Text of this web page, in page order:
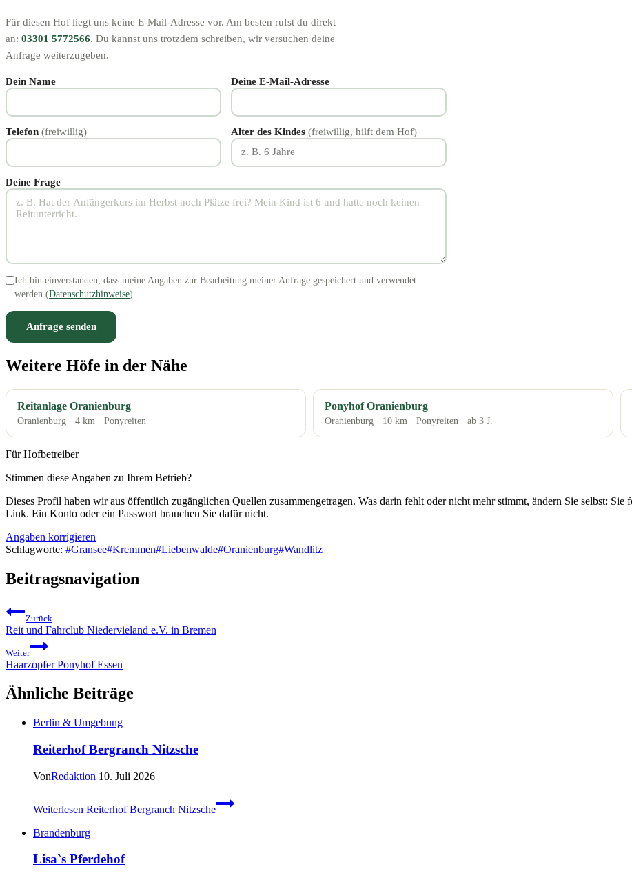
Für diesen Hof liegt uns keine E-Mail-Adresse vor. Am besten rufst du direkt
an: 03301 5772566. Du kannst uns trotzdem schreiben, wir versuchen deine
Anfrage weiterzugeben.
Dein Name Deine E-Mail-Adresse
Telefon (freiwillig) Alter des Kindes (freiwillig, hilft dem Hof)
Deine Frage
Ich bin einverstanden, dass meine Angaben zur Bearbeitung meiner Anfrage gespeichert und verwendet
werden (Datenschutzhinweise).
Anfrage senden
Weitere Höfe in der Nähe
Reitanlage Oranienburg
Oranienburg · 4 km · Ponyreiten
Ponyhof Oranienburg
Oranienburg · 10 km · Ponyreiten · ab 3 J.
Für Hofbetreiber
Stimmen diese Angaben zu Ihrem Betrieb?
Dieses Profil haben wir aus öffentlich zugänglichen Quellen zusammengetragen. Was darin fehlt oder nicht mehr stimmt, ändern Sie selbst:
Link. Ein Konto oder ein Passwort brauchen Sie dafür nicht.
Angaben korrigieren
Schlagworte: #Gransee#Kremmen#Liebenwalde#Oranienburg#Wandlitz
Beitragsnavigation
Zurück
Reit und Fahrclub Niedervieland e.V. in Bremen
Weiter
Haarzopfer Ponyhof Essen
Ähnliche Beiträge
Berlin & Umgebung
Reiterhof Bergranch Nitzsche
VonRedaktion 10. Juli 2026
Weiterlesen Reiterhof Bergranch Nitzsche
Brandenburg
Lisa`s Pferdehof